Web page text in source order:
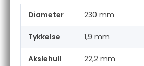
Diameter 230 mm
Tykkelse 1,9 mm
Akslehull 22,2 mm